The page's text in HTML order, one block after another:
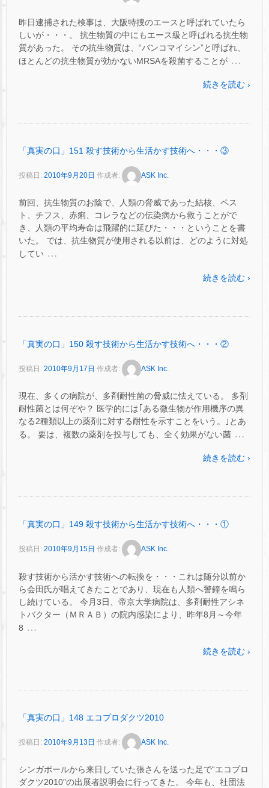
昨日逮捕された検事は、大阪特捜のエースと呼ばれていたら
しいが・・・。 抗生物質の中にもエース級と呼ばれる抗生物
質があった。 その抗生物質は、“バンコマイシン”と呼ばれ、
ほとんどの抗生物質が効かないMRSAを殺菌することが …
続きを読む ›
「真実の口」151 殺す技術から生活かす技術へ・・・③
投稿日: 2010年9月20日 作成者: ASK Inc.
前回、抗生物質のお陰で、人類の脅威であった結核、ペス
ト、チフス、赤痢、コレラなどの伝染病から救うことがで
き、人類の平均寿命は飛躍的に延びた・・・ということを書
いた。 では、抗生物質が使用される以前は、どのように対処
してい …
続きを読む ›
「真実の口」150 殺す技術から生活かす技術へ・・・②
投稿日: 2010年9月17日 作成者: ASK Inc.
現在、多くの病院が、多剤耐性菌の脅威に怯えている。 多剤
耐性菌とは何ぞや？ 医学的には｢ある微生物が作用機序の異
なる2種類以上の薬剤に対する耐性を示すことをいう。｣とあ
る。 要は、複数の薬剤を投与しても、全く効果がない菌 …
続きを読む ›
「真実の口」149 殺す技術から生活かす技術へ・・・①
投稿日: 2010年9月15日 作成者: ASK Inc.
殺す技術から活かす技術への転換を・・・これは随分以前か
ら会田氏が唱えてきたことであり、現在も人類へ警鐘を鳴ら
し続けている。 今月3日、帝京大学病院は、多剤耐性アシネ
トバクター（ＭＲＡＢ）の院内感染により、昨年8月～今年
8 …
続きを読む ›
「真実の口」148 エコプロダクツ2010
投稿日: 2010年9月13日 作成者: ASK Inc.
シンガポールから来日していた張さんを送った足で“エコプロ
ダクツ2010”の出展者説明会に行ってきた。 今年も、社団法